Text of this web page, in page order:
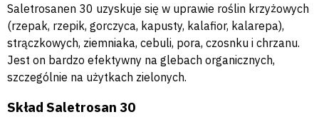
Saletrosanen 30 uzyskuje się w uprawie roślin krzyżowych
(rzepak, rzepik, gorczyca, kapusty, kalafior, kalarepa),
strączkowych, ziemniaka, cebuli, pora, czosnku i chrzanu.
Jest on bardzo efektywny na glebach organicznych,
szczególnie na użytkach zielonych.
Skład Saletrosan 30